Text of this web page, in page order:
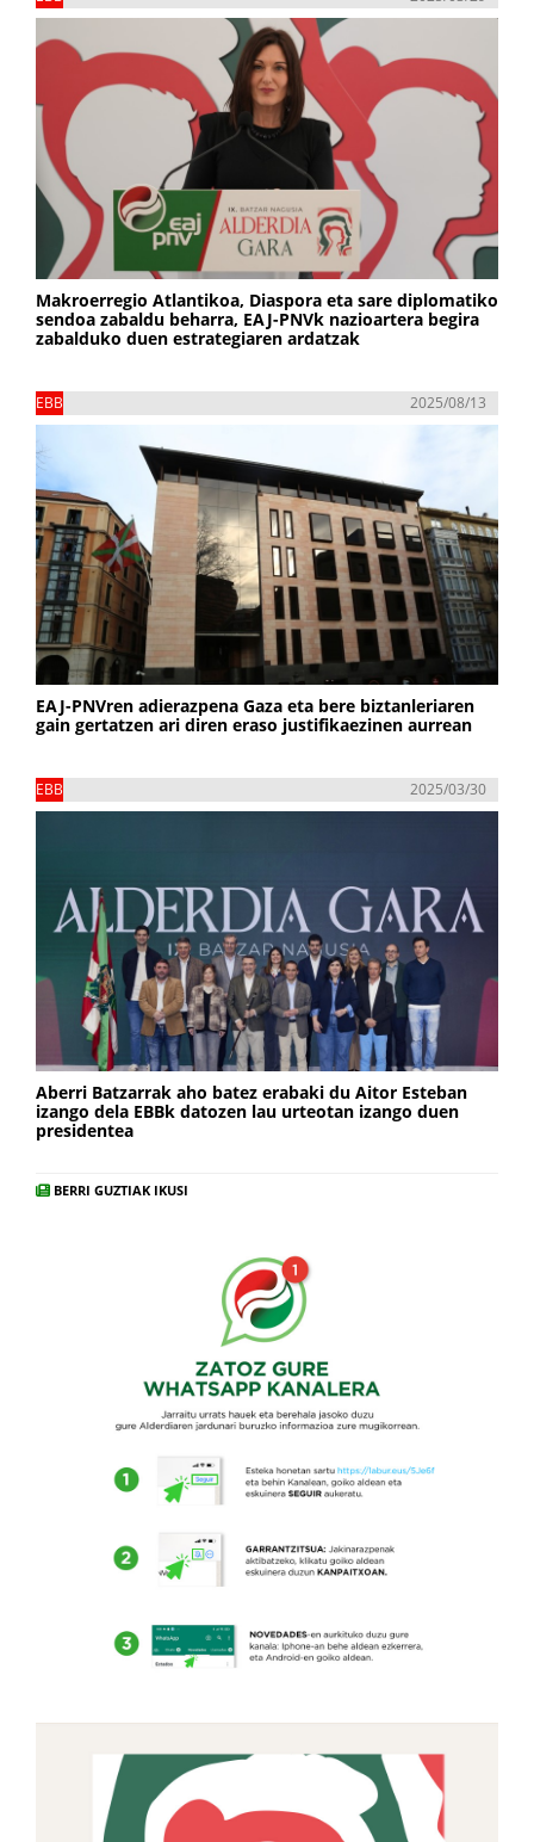
Makroerregio Atlantikoa, Diaspora eta sare diplomatiko
sendoa zabaldu beharra, EAJ-PNVk nazioartera begira
zabalduko duen estrategiaren ardatzak
EBB 2025/08/13
EAJ-PNVren adierazpena Gaza eta bere biztanleriaren
gain gertatzen ari diren eraso justifikaezinen aurrean
EBB 2025/03/30
Aberri Batzarrak aho batez erabaki du Aitor Esteban
izango dela EBBk datozen lau urteotan izango duen
presidentea
BERRI GUZTIAK IKUSI